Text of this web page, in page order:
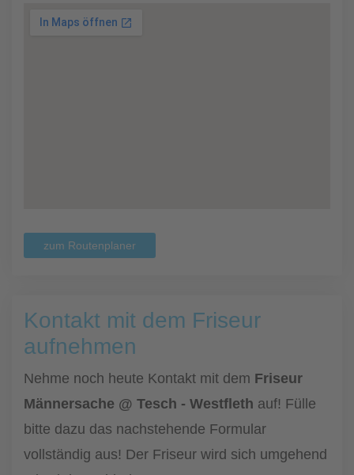
zum Routenplaner
Kontakt mit dem Friseur
aufnehmen
Nehme noch heute Kontakt mit dem Friseur
Männersache @ Tesch - Westfleth auf! Fülle
bitte dazu das nachstehende Formular
vollständig aus! Der Friseur wird sich umgehend